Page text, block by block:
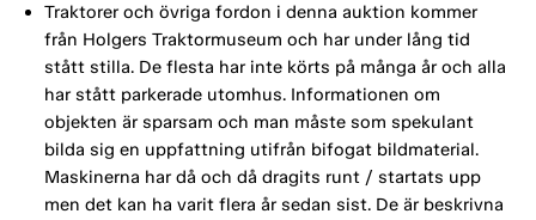
Traktorer och övriga fordon i denna auktion kommer
från Holgers Traktormuseum och har under lång tid
stått stilla. De flesta har inte körts på många år och alla
har stått parkerade utomhus. Informationen om
objekten är sparsam och man måste som spekulant
bilda sig en uppfattning utifrån bifogat bildmaterial.
Maskinerna har då och då dragits runt / startats upp
men det kan ha varit flera år sedan sist. De är beskrivna